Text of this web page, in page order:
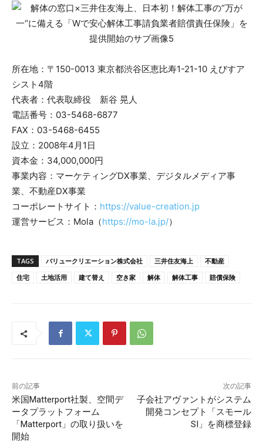
所在地：〒150-0013 東京都渋谷区恵比寿1-21-10 えびすア
シスト4階
代表者：代表取締役 新谷 晃人
電話番号：03-5468-6877
FAX：03-5468-6455
設立：2008年4月1日
資本金：34,000,000円
事業内容：マーケティングDX事業、デジタルメディア事
業、不動産DX事業
コーポレートサイト： https://value-creation.jp
運営サービス：Mola（https://mo-la.jp/）
TAGS バリュークリエーション株式会社 三井住友海上
不動産
住宅
土地活用 建て替え 空き家 解体 解体工事 賠償保険
前の記事
米国Matterport社製、空間デ
ータプラットフォーム
「Matterport」の取り扱いを
開始
次の記事
子会社アヴァントがシステム
開発コンセプト「スモール
SI」を商標登録